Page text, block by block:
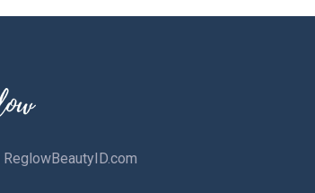
ReglowBeautyID.com